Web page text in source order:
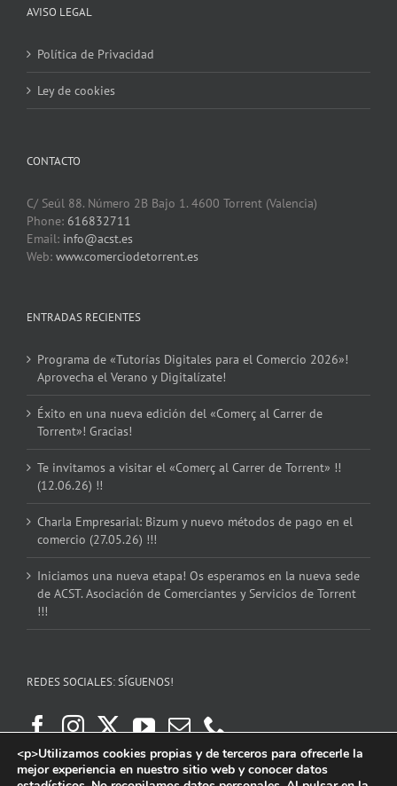
AVISO LEGAL
Política de Privacidad
Ley de cookies
CONTACTO
C/ Seúl 88. Número 2B Bajo 1. 4600 Torrent (Valencia)
Phone: 616832711
Email: info@acst.es
Web: www.comerciodetorrent.es
ENTRADAS RECIENTES
Programa de «Tutorías Digitales para el Comercio 2026»!
Aprovecha el Verano y Digitalízate!
Éxito en una nueva edición del «Comerç al Carrer de
Torrent»! Gracias!
Te invitamos a visitar el «Comerç al Carrer de Torrent» !!
(12.06.26) !!
Charla Empresarial: Bizum y nuevo métodos de pago en el
comercio (27.05.26) !!!
Iniciamos una nueva etapa! Os esperamos en la nueva sede
de ACST. Asociación de Comerciantes y Servicios de Torrent
!!!
REDES SOCIALES: SÍGUENOS!
<p>Utilizamos cookies propias y de terceros para ofrecerle la
mejor experiencia en nuestro sitio web y conocer datos